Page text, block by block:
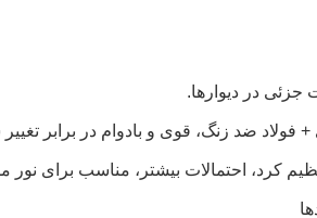
جزئی در دیوارها.
+ فولاد ضد زنگ، قوی و بادوام در برابر